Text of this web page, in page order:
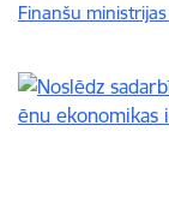
Finanšu